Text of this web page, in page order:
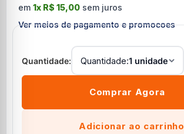
em 1x R$ 15,00 sem juros
Ver meios de pagamento e promocoes
Quantidade:1 unidade
Adicionar ao carrinho
Comprar Agora